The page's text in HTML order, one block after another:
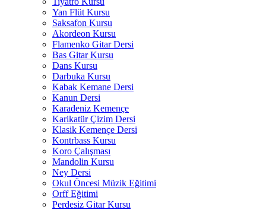
Yan Flüt Kursu
Saksafon Kursu
Akordeon Kursu
Flamenko Gitar Dersi
Bas Gitar Kursu
Dans Kursu
Darbuka Kursu
Kabak Kemane Dersi
Kanun Dersi
Karadeniz Kemençe
Karikatür Çizim Dersi
Klasik Kemençe Dersi
Kontrbass Kursu
Koro Çalışması
Mandolin Kursu
Ney Dersi
Okul Öncesi Müzik Eğitimi
Orff Eğitimi
Perdesiz Gitar Kursu